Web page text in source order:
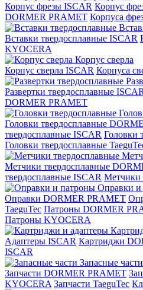
Корпус фрезы ISCAR Корпус
DORMER PRAMET Корпуса
Вставки твердосплавные ISCAR
KYOCERA
Корпус сверла
Корпус сверла ISCAR Корпуса
Развертки твердосплавные ISCAR
DORMER PRAMET
Головки твердосплавные
твердосплавные ISCAR Головки
Головки твердосплавные
Метчики твердосплавные
твердосплавные ISCAR Метчики
Оправки и
Оправки DORMER PRAMET
TaeguTec Патроны DORMER
Патроны KYOCERA
Адаптеры ISCAR Картриджи
ISCAR
Запасные части
Запчасти DORMER PRAMET
KYOCERA Запчасти TaeguTec